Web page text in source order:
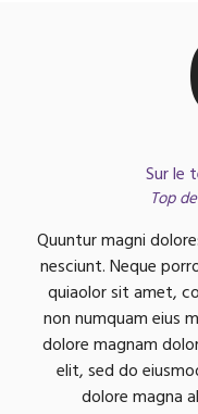
Sur le
Top
Quuntur magni
nesciunt. Neque
quiaolor sit amet,
non numquam eius
dolore magnam
elit, sed do
dolore magna